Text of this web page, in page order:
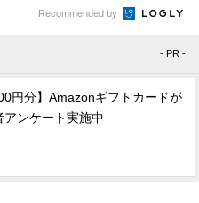
Recommended by
- PR -
円分】Amazonギフトカードが
アンケート実施中